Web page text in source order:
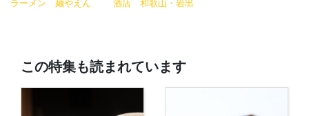
ラーメン 麺やえん
酒店 和歌山・岩出
この特集も読まれています